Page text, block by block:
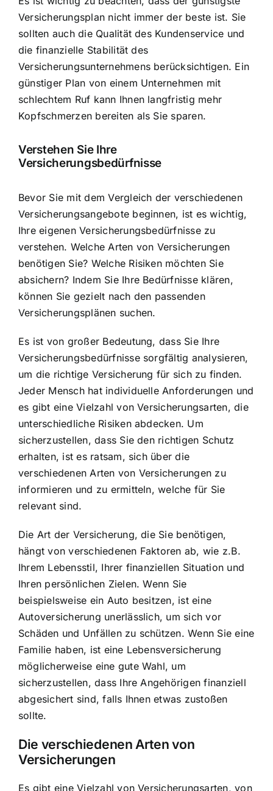
Versicherungsplan nicht immer der beste ist. Sie
sollten auch die Qualität des Kundenservice und
die finanzielle Stabilität des
Versicherungsunternehmens berücksichtigen. Ein
günstiger Plan von einem Unternehmen mit
schlechtem Ruf kann Ihnen langfristig mehr
Kopfschmerzen bereiten als Sie sparen.
Verstehen Sie Ihre
Versicherungsbedürfnisse
Bevor Sie mit dem Vergleich der verschiedenen
Versicherungsangebote beginnen, ist es wichtig,
Ihre eigenen Versicherungsbedürfnisse zu
verstehen. Welche Arten von Versicherungen
benötigen Sie? Welche Risiken möchten Sie
absichern? Indem Sie Ihre Bedürfnisse klären,
können Sie gezielt nach den passenden
Versicherungsplänen suchen.
Es ist von großer Bedeutung, dass Sie Ihre
Versicherungsbedürfnisse sorgfältig analysieren,
um die richtige Versicherung für sich zu finden.
Jeder Mensch hat individuelle Anforderungen und
es gibt eine Vielzahl von Versicherungsarten, die
unterschiedliche Risiken abdecken. Um
sicherzustellen, dass Sie den richtigen Schutz
erhalten, ist es ratsam, sich über die
verschiedenen Arten von Versicherungen zu
informieren und zu ermitteln, welche für Sie
relevant sind.
Die Art der Versicherung, die Sie benötigen,
hängt von verschiedenen Faktoren ab, wie z.B.
Ihrem Lebensstil, Ihrer finanziellen Situation und
Ihren persönlichen Zielen. Wenn Sie
beispielsweise ein Auto besitzen, ist eine
Autoversicherung unerlässlich, um sich vor
Schäden und Unfällen zu schützen. Wenn Sie eine
Familie haben, ist eine Lebensversicherung
möglicherweise eine gute Wahl, um
sicherzustellen, dass Ihre Angehörigen finanziell
abgesichert sind, falls Ihnen etwas zustoßen
sollte.
Die verschiedenen Arten von
Versicherungen
Es gibt eine Vielzahl von Versicherungsarten, von